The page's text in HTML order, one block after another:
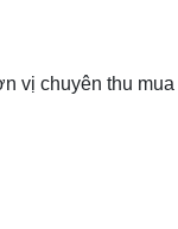
vị chuyên thu